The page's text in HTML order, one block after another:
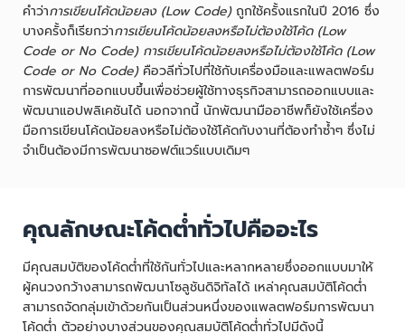
คำว่าการเขียนโค้ดน้อยลง (Low Code)ถูกใช้ครั้งแรกในปี 2016 ซึ่ง
บางครั้งก็เรียกว่าการเขียนโค้ดน้อยลงหรือไม่ต้องใช้โค้ด (Low
Code or No Code) การเขียนโค้ดน้อยลงหรือไม่ต้องใช้โค้ด (Low
Code or No Code)คือวลีทั่วไปที่ใช้กับเครื่องมือและแพลตฟอร์ม
การพัฒนาที่ออกแบบขึ้นเพื่อช่วยผู้ใช้ทางธุรกิจสามารถออกแบบและ
พัฒนาแอปพลิเคชันได้ นอกจากนี้ นักพัฒนามืออาชีพก็ยังใช้เครื่อง
มือการเขียนโค้ดน้อยลงหรือไม่ต้องใช้โค้ดกับงานที่ต้องทำซ้ำๆ ซึ่งไม่
จำเป็นต้องมีการพัฒนาซอฟต์แวร์แบบเดิมๆ
คุณลักษณะโค้ดต่ำทั่วไปคืออะไร
มีคุณสมบัติของโค้ดต่ำที่ใช้กันทั่วไปและหลากหลายซึ่งออกแบบมาให้
ผู้คนวงกว้างสามารถพัฒนาโซลูชันดิจิทัลได้ เหล่าคุณสมบัติโค้ดต่ำ
สามารถจัดกลุ่มเข้าด้วยกันเป็นส่วนหนึ่งของแพลตฟอร์มการพัฒนา
โค้ดต่ำ ตัวอย่างบางส่วนของคุณสมบัติโค้ดต่ำทั่วไปมีดังนี้